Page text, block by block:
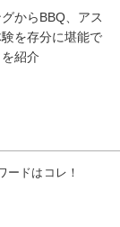
からBBQ、アス
を存分に堪能で
紹介
ードはコレ！